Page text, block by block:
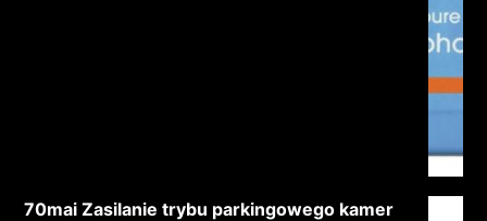
70mai Zasilanie trybu parkingowego kamer